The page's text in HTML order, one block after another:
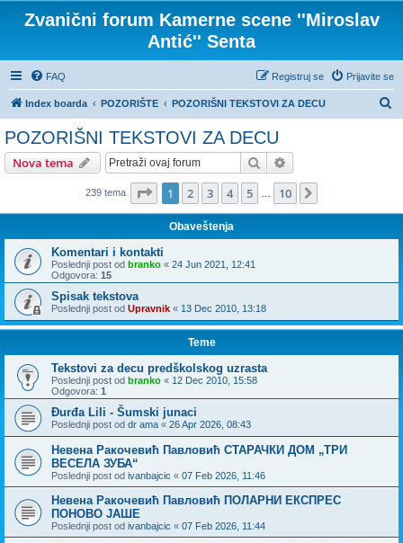
Zvanični forum Kamerne scene ''Miroslav
Antić'' Senta
FAQ Prijavite se
Registruj se
Index boarda POZORIŠTE POZORIŠNI TEKSTOVI ZA DECU
POZORIŠNI TEKSTOVI ZA DECU
Nova tema Pretraga
239 tema Stranica 1od10
1 2 3 4 5 10
Obaveštenja
Komentari i kontakti
Poslednji post od branko « 24 Jun 2021, 12:41
Odgovora: 15
Spisak tekstova
Poslednji post od Upravnik « 13 Dec 2010, 13:18
Teme
Tekstovi za decu predškolskog uzrasta
Poslednji post od branko « 12 Dec 2010, 15:58
Odgovora: 1
Đurđa Lili - Šumski junaci
Poslednji post od dr ama « 26 Apr 2026, 08:43
Невена Ракочевић Павловић СТАРАЧКИ ДОМ „ТРИ
ВЕСЕЛА ЗУБА“
Poslednji post od ivanbajcic « 07 Feb 2026, 11:46
Невена Ракочевић Павловић ПОЛАРНИ ЕКСПРЕС
ПОНОВО ЈАШЕ
Poslednji post od ivanbajcic « 07 Feb 2026, 11:44